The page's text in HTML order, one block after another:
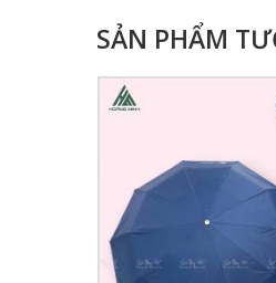
SẢN PHẨM